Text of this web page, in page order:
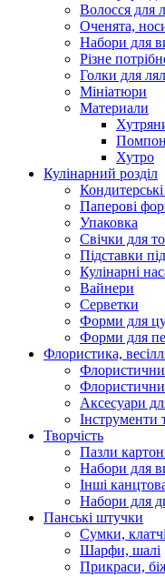
Волосся для
Оченята,
Набори для
Різне
Голки для
Мініатюри
Материали
Хутро
Кулінарний розділ
Паперові
Упаковка
Свічки для
Підставки
Кулінарні
Вайнери
Серветки
Форми для
Форми для
Флористика,
Аксесуари
Інструменти
Творчість
Пазли
Набори для
Інші
Набори для
Панські штучки
Сумки,
Шарфи, шалі
Прикраси,